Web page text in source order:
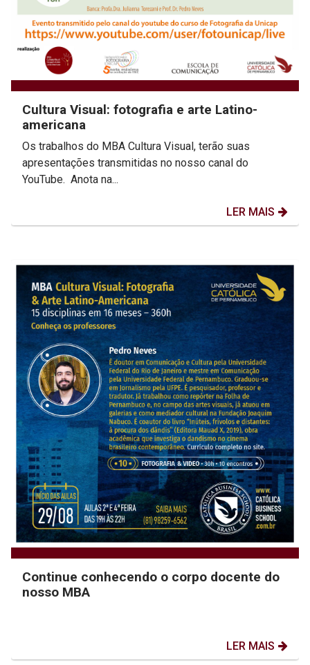
Cultura Visual: fotografia e arte Latino-
americana
Os trabalhos do MBA Cultura Visual, terão suas
apresentações transmitidas no nosso canal do
YouTube. Anota na...
LER MAIS
Continue conhecendo o corpo docente do
nosso MBA
LER MAIS